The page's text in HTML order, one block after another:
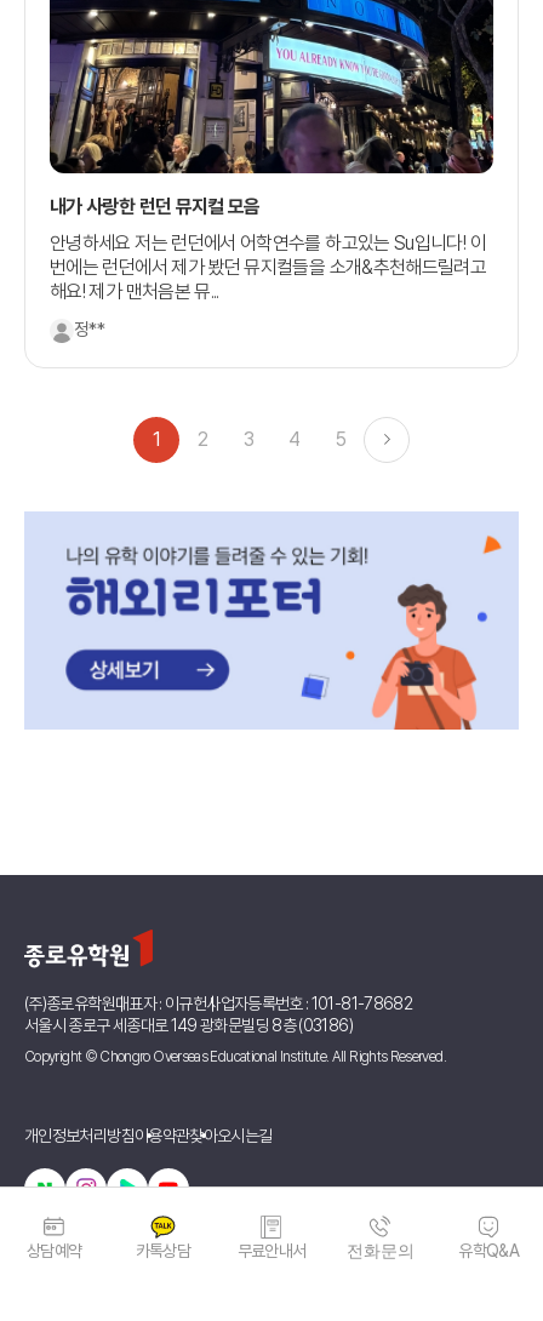
내가 사랑한 런던 뮤지컬 모음
안녕하세요 저는 런던에서 어학연수를 하고있는 Su입니다! 이
번에는 런던에서 제가 봤던 뮤지컬들을 소개&추천해드릴려고
해요! 제가 맨처음본 뮤...
정**
1 2 3 4 5
상담예약 카톡상담 무료안내서 전화문의 유학Q&A
(주)종로유학원대표자 : 이규헌사업자등록번호 : 101-81-78682
서울시 종로구 세종대로 149 광화문빌딩 8층 (03186)
Copyright © Chongro Overseas Educational Institute. All Rights Reserved.
개인정보처리방침이용약관찾아오시는길